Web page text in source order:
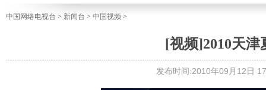
中国网络电视台 > 新闻台 > 中国视频 >
[视频]2010天
发布时间:2010年09月12日